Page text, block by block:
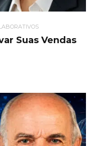
Suas Vendas